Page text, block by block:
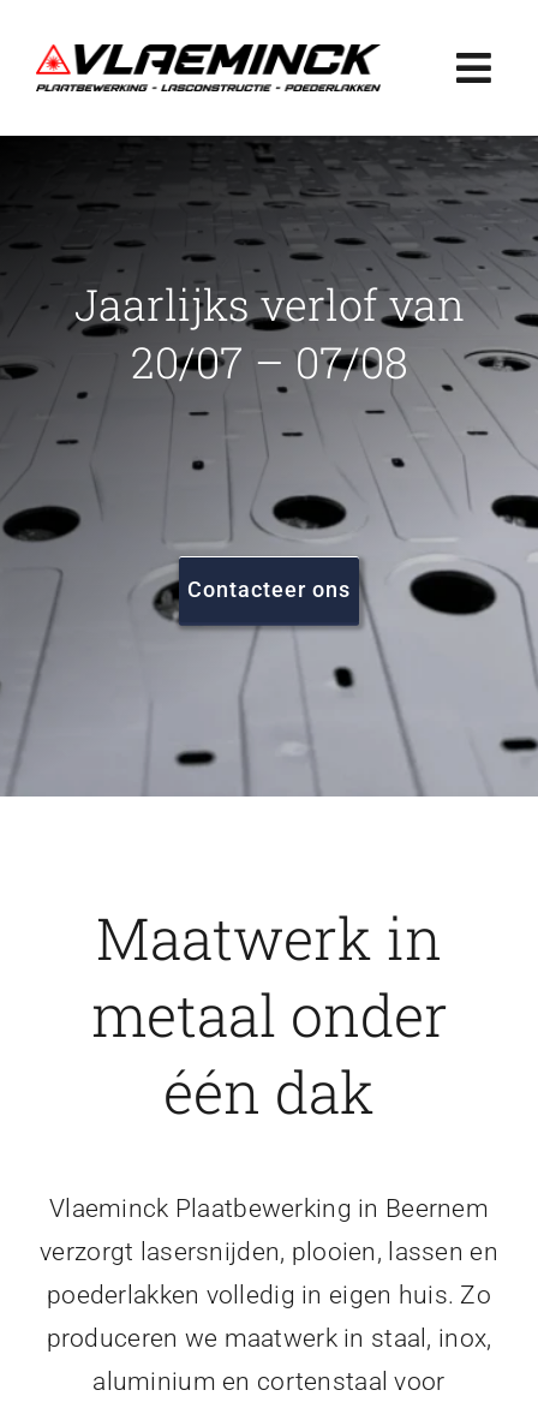
naar
inhoud
Plaatbewerking
Lasconstructie
Poederlakken
Projecten
FAQ
Vacatures
Jaarlijks verlof van
20/07 – 07/08
Contacteer ons
Maatwerk in
metaal onder
één dak
Vlaeminck Plaatbewerking in Beernem
verzorgt lasersnijden, plooien, lassen en
poederlakken volledig in eigen huis. Zo
produceren we maatwerk in staal, inox,
aluminium en cortenstaal voor